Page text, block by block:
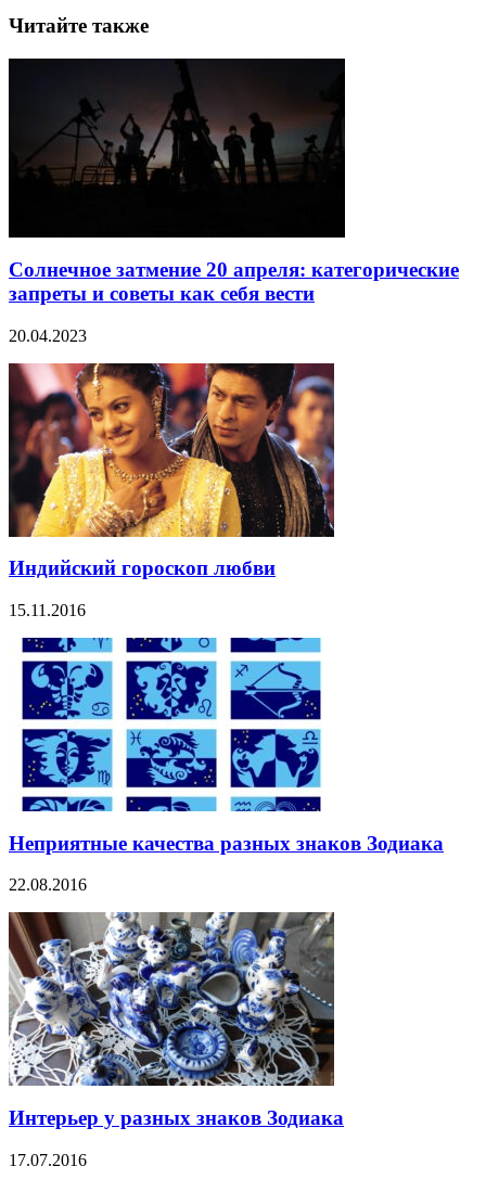
Читайте также
Солнечное затмение 20 апреля: категорические
запреты и советы как себя вести
20.04.2023
Индийский гороскоп любви
15.11.2016
Неприятные качества разных знаков Зодиака
22.08.2016
Интерьер у разных знаков Зодиака
17.07.2016